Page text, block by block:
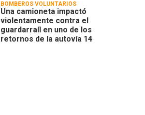
BOMBEROS VOLUNTARIOS
Una camioneta impactó
violentamente contra el
guardarraíl en uno de los
retornos de la autovía 14